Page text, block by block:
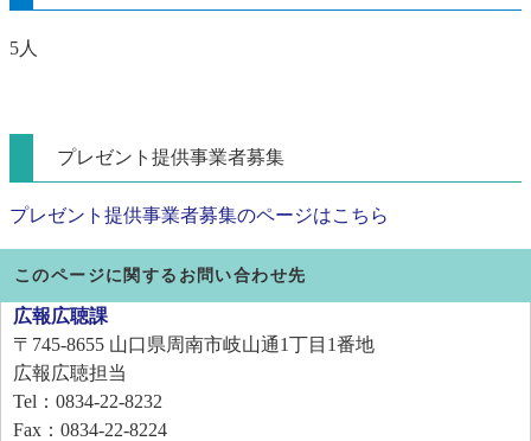
5人
プレゼント提供事業者募集​​
プレゼント提供事業者募集のページはこちら
このページに関するお問い合わせ先
広報広聴課
〒745-8655 山口県周南市岐山通1丁目1番地
広報広聴担当
Tel：0834-22-8232
Fax：0834-22-8224